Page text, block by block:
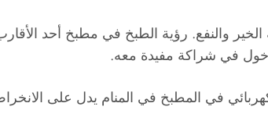
والنفع. رؤية الطبخ في مطبخ أحد
في شراكة مفيدة معه.
في المطبخ في المنام يدل على